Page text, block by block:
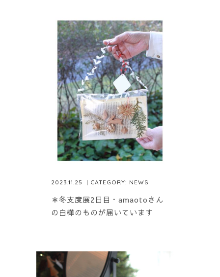
2023.11.25 | CATEGORY: NEWS
＊冬支度展2日目・amaotoさん
の白樺のものが届いています